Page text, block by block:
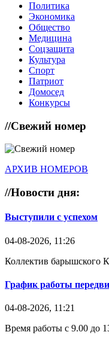
Политика
Экономика
Общество
Медицина
Соцзащита
Культура
Спорт
Патриот
Домосед
Конкурсы
//Свежий номер
АРХИВ НОМЕРОВ
//Новости дня:
Выступили с успехом
04-08-2026, 11:26
Коллектив барышского
График работы
04-08-2026, 11:21
Время работы с 9.00 до